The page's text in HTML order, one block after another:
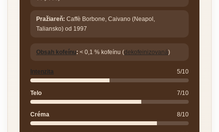
Pražiareň: Caffè Borbone, Caivano (Neapol,
Taliansko) od 1997
Obsah kofeínu: < 0,1 % kofeínu (dekofeinizovaná)
Intenzita 5/10
Telo 7/10
Créma 8/10